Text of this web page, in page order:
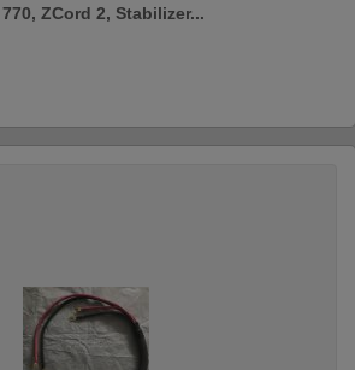
770, ZCord 2, Stabilizer...